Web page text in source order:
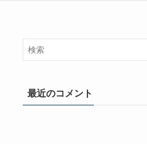
最近のコメント